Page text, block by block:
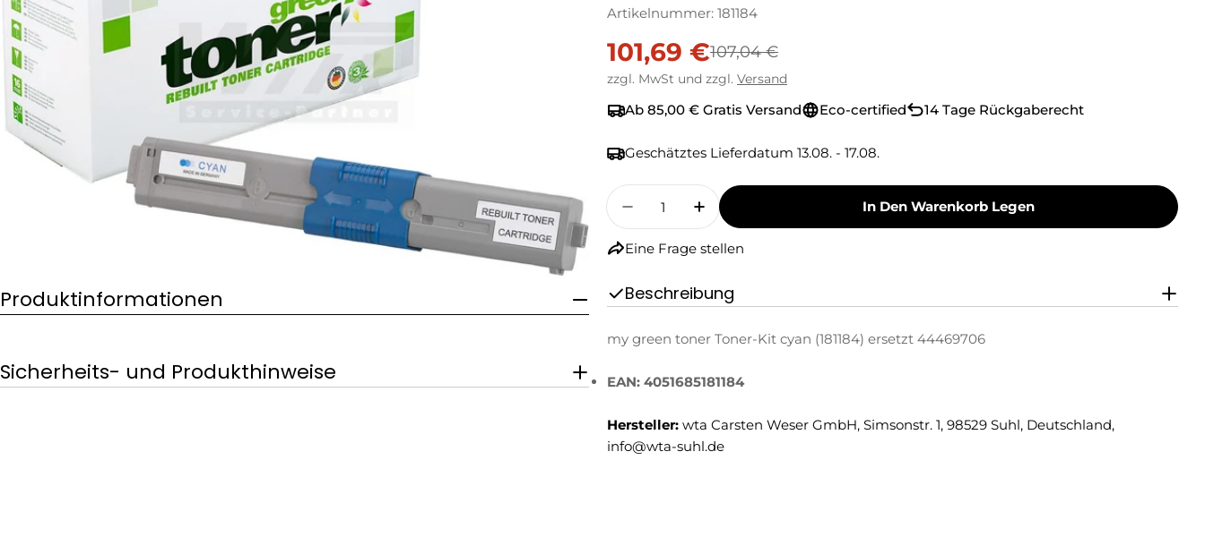
Sie das Medium 0 im Modalformat
Produktinformationen
Sicherheits- und Produkthinweise
Artikelnummer: 181184
Verkaufspreis
101,69 €
Regulärer
Preis
107,04 €
zzgl. MwSt und zzgl. Versand
Ab 85,00 € Gratis Versand Eco-certified 14 Tage Rückgaberecht
Geschätztes Lieferdatum 13.08. - 17.08.
Menge
Menge Für My Green Toner Toner-Kit Cyan (181184) Ersetzt
Menge Für My Green Toner Toner-Kit Cyan (181184) Ersetzt
In Den Warenkorb Legen
Eine Frage stellen
Beschreibung
my green toner Toner-Kit cyan (181184) ersetzt 44469706
EAN: 4051685181184
Hersteller: wta Carsten Weser GmbH, Simsonstr. 1, 98529 Suhl, Deutschland,
info@wta-suhl.de